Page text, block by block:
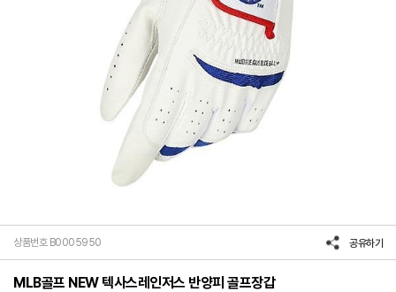
상품번호 B0005950 공유하기
MLB골프 NEW 텍사스레인저스 반양피 골프장갑